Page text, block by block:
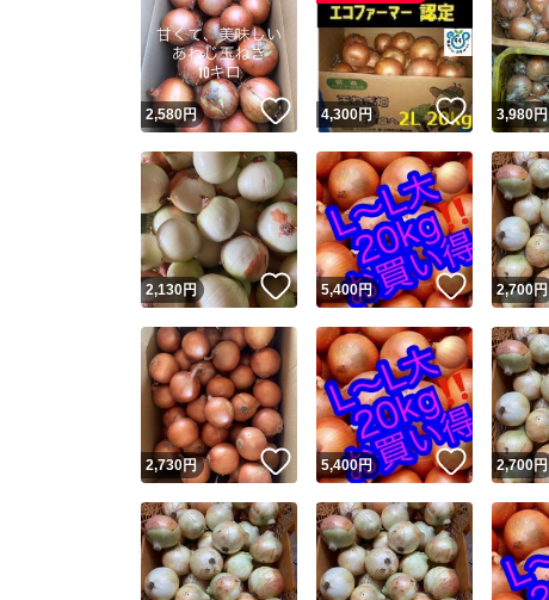
2,580円 いいね！
4,300円 いいね！
3,980円
2,130円 いいね！
5,400円 いいね！
2,700円
2,730円 いいね！
5,400円 いいね！
2,700円